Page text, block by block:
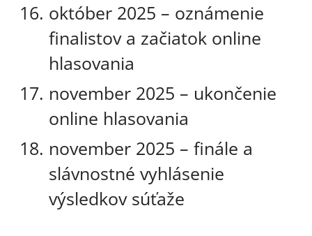
október 2025 – oznámenie
finalistov a začiatok online
hlasovania
november 2025 – ukončenie
online hlasovania
november 2025 – finále a
slávnostné vyhlásenie
výsledkov súťaže